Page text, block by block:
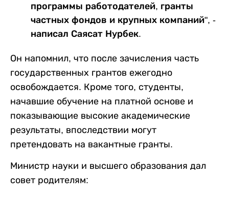
программы работодателей, гранты
частных фондов и крупных компаний", -
написал Саясат Нурбек.
Он напомнил, что после зачисления часть
государственных грантов ежегодно
освобождается. Кроме того, студенты,
начавшие обучение на платной основе и
показывающие высокие академические
результаты, впоследствии могут
претендовать на вакантные гранты.
Министр науки и высшего образования дал
совет родителям: